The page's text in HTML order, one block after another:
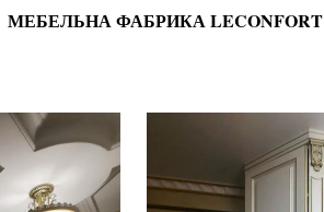
МЕБЕЛЬНА ФАБРИКА LECONFORT